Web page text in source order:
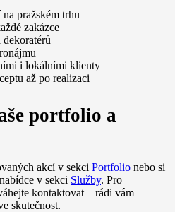
pražském trhu
zakázce
i lokálními klienty
až po realizaci
portfolio a
akcí v sekci Portfolio nebo si
v sekci Služby. Pro
kontaktovat – rádi vám
skutečnost.